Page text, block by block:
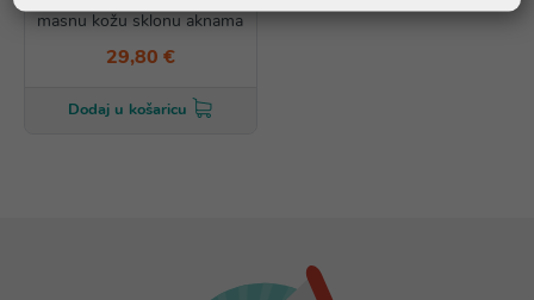
masnu kožu sklonu aknama
29,80 €
Dodaj u košaricu